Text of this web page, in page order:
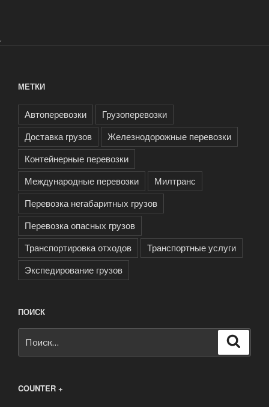
.
МЕТКИ
Автоперевозки
Грузоперевозки
Доставка грузов
Железнодорожные перевозки
Контейнерные перевозки
Международные перевозки
Милтранс
Перевозка негабаритных грузов
Перевозка опасных грузов
Транспортировка отходов
Транспортные услуги
Экспедирование грузов
ПОИСК
COUNTER +